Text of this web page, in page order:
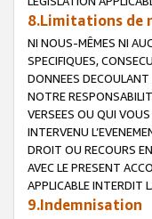
8.Limitations de
NI NOUS-MÊMES NI
SPECIFIQUES,
DONNEES DECOULANT
NOTRE
VERSEES OU QUI
INTERVENU
DROIT OU RECOURS
AVEC LE PRESENT
APPLICABLE INTERDIT
9.Indemnisation